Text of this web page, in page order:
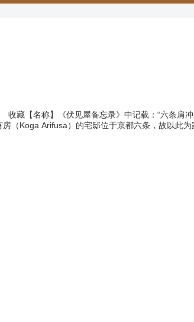
【名称】《伏见屋备忘录》中记载：“六条肩冲
（Koga Arifusa）的宅邸位于京都六条，故以此